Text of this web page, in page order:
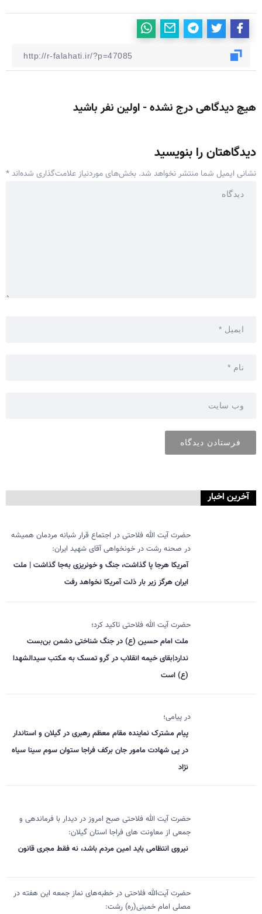
هیچ دیدگاهی درج نشده - اولین نفر باشید
دیدگاهتان را بنویسید
نشانی ایمیل شما منتشر نخواهد شد. بخش‌های موردنیاز علامت‌گذاری شده‌اند*
آخرین اخبار
حضرت آیت الله فلاحتی در اجتماع قرار شبانه مردمان همیشه
در صحنه رشت در خونخواهی آقای شهید ایران:
آمریکا هرجا پا گذاشت، جنگ و خونریزی به‌جا گذاشت | ملت
ایران هرگز زیر بار ذلت آمریکا نخواهد رفت
حضرت آیت الله فلاحتی تاکید کرد؛
ملت امام حسین (ع) در جنگ شناختی دشمن بن‌بست
ندارد|بقای خیمه انقلاب در گرو تمسک به مکتب سیدالشهدا
(ع) است
در پیامی؛
پیام مشترک نماینده مقام معظم رهبری در گیلان و استاندار
در پی شهادت مامور جان برکف فراجا ستوان سوم سینا سیاه
نژاد
حضرت آیت الله فلاحتی صبح امروز در دیدار با فرماندهی و
جمعی از معاونت های فراجا استان گیلان:
نیروی انتظامی باید امین مردم باشد، نه فقط مجری قانون
حضرت آیت‌الله فلاحتی در خطبه‌های نماز جمعه این هفته در
مصلی امام خمینی(ره) رشت: